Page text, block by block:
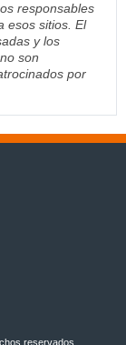
responsables
esos sitios. El
y los
son
por
reservados.